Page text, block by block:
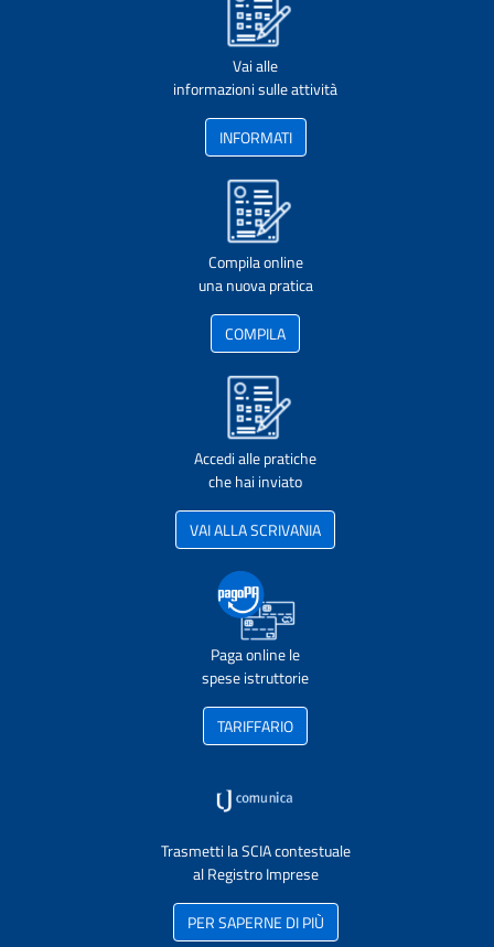
Vai alle
informazioni sulle attività
INFORMATI
Compila online
una nuova pratica
COMPILA
Accedi alle pratiche
che hai inviato
VAI ALLA SCRIVANIA
Paga online le
spese istruttorie
TARIFFARIO
Trasmetti la SCIA contestuale
al Registro Imprese
PER SAPERNE DI PIÙ